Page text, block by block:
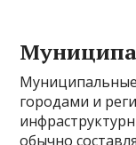
городами и
обычно